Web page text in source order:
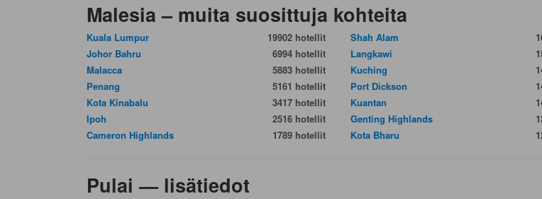
Malesia – muita suosittuja kohteita
Kuala Lumpur
19902 hotellit
Johor Bahru
6994 hotellit
Malacca
5883 hotellit
Penang
5161 hotellit
Kota Kinabalu
3417 hotellit
Ipoh
2516 hotellit
Cameron Highlands
1789 hotellit
Shah Alam
Langkawi
Kuching
Port Dickson
Kuantan
Genting Highlands
Kota Bharu
Pulai — lisätiedot